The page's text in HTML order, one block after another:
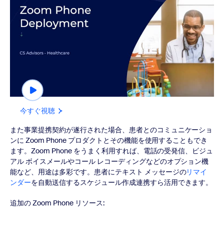
今すぐ視聴
また事業提携契約が遂行された場合、患者とのコミュニケーショ
ンに Zoom Phone プロダクトとその機能を使用することもでき
ます。Zoom Phone をうまく利用すれば、電話の受発信、ビジュ
アル ボイスメールやコール レコーディングなどのオプション機
能など、用途は多彩です。患者にテキスト メッセージのリマイ
ンダーを自動送信するスケジュール作成連携すら活用できます。
追加の Zoom Phone リソース: